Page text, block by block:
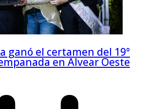
ganó el certamen del 19°
en Alvear Oeste